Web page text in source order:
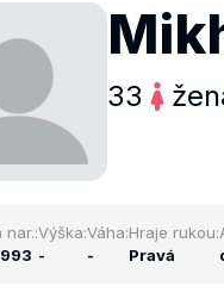
33
nar.:Výška:
-
Váha:
-
Hraje rukou:
Pravá